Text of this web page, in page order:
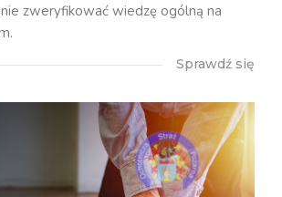
zweryfikować wiedzę ogólną na
Sprawdź się